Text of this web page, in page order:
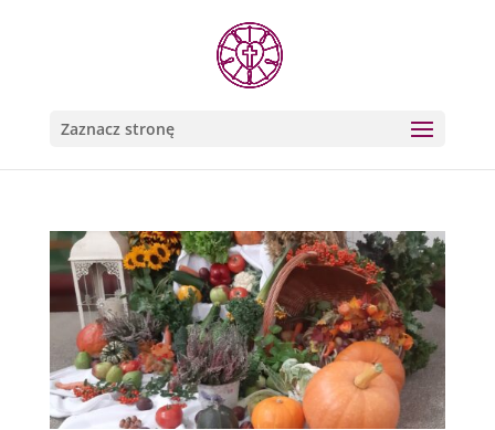
Zaznacz stronę